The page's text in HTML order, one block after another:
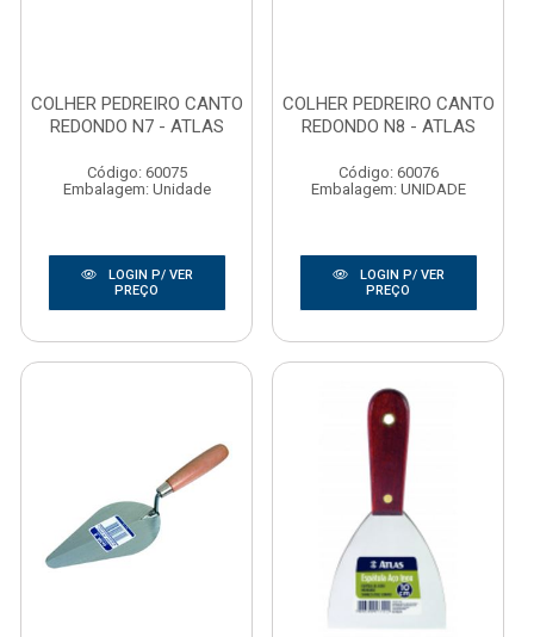
COLHER PEDREIRO CANTO
REDONDO N7 - ATLAS
Código: 60075
Embalagem: Unidade
LOGIN P/ VER
PREÇO
COLHER PEDREIRO CANTO
REDONDO N8 - ATLAS
Código: 60076
Embalagem: UNIDADE
LOGIN P/ VER
PREÇO